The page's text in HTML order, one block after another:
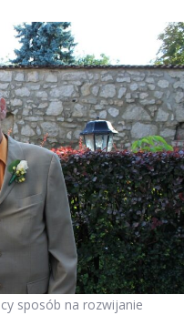
sposób na rozwijanie